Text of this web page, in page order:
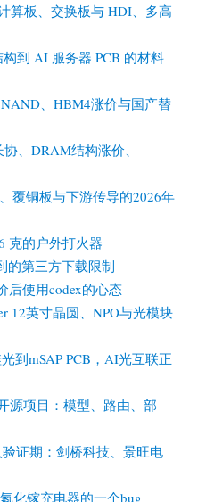
算板、交换板与 HDI、多高
到 AI 服务器 PCB 的材料
、HBM4涨价与国产替
、DRAM结构涨价、
覆铜板与下游传导的2026年
克的户外打火器
的第三方下载限制
后使用codex的心态
12英寸晶圆、NPO与光模块
到mSAP PCB，AI光互联正
源项目：模型、路由、部
证期：剑桥科技、景旺电
化镓充电器的一个bug